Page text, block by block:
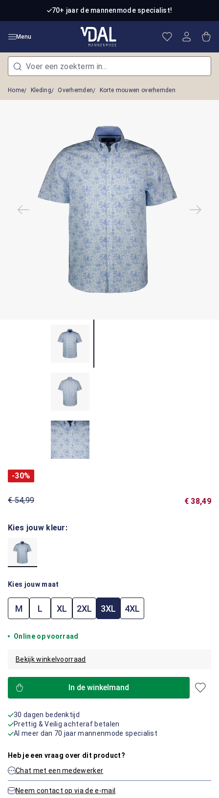
Ga naar de hoofdinhoud70+ jaar de mannenmode specialist!
Menu Je hebt 0
Home Kleding Overhemden Korte mouwen overhemden
-30%
€ 54,99 € 38,49
Kies jouw kleur:
Kies jouw maat
M L XL 2XL 3XL 4XL
Online op voorraad
Bekijk winkelvoorraad
In de winkelmand
30 dagen bedenktijd
Prettig & Veilig achteraf betalen
Al meer dan 70 jaar mannenmode specialist
Heb je een vraag over dit product?
Chat met een medewerker
Neem contact op via de e-mail